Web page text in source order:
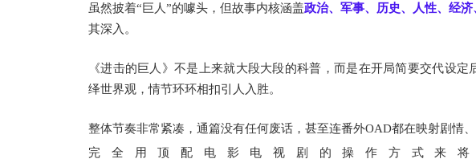
虽然披着“巨人”的噱头，但故事内核涵盖政治、军事、历史、人性、经济
其深入。
《进击的巨人》不是上来就大段大段的科普，而是在开局简要交代设
绎世界观，情节环环相扣引人入胜。
整体节奏非常紧凑，通篇没有任何废话，甚至连番外OAD都在映射剧情、
完全用顶配电影电视剧的操作方式来